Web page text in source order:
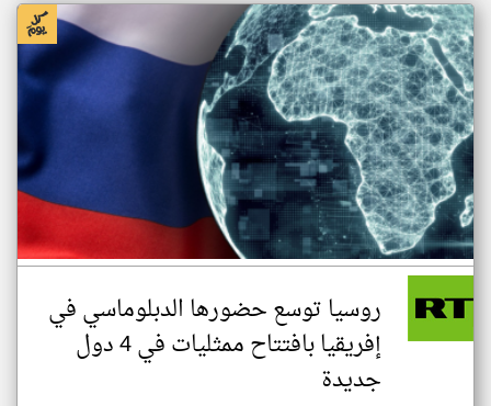
روسيا توسع حضورها الدبلوماسي في
إفريقيا بافتتاح ممثليات في 4 دول
جديدة